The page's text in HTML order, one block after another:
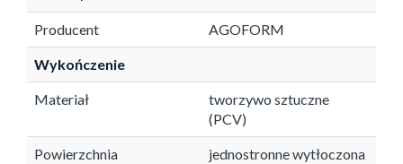
Producent AGOFORM
Wykończenie
Materiał
tworzywo sztuczne
(PCV)
Powierzchnia jednostronne wytłoczona